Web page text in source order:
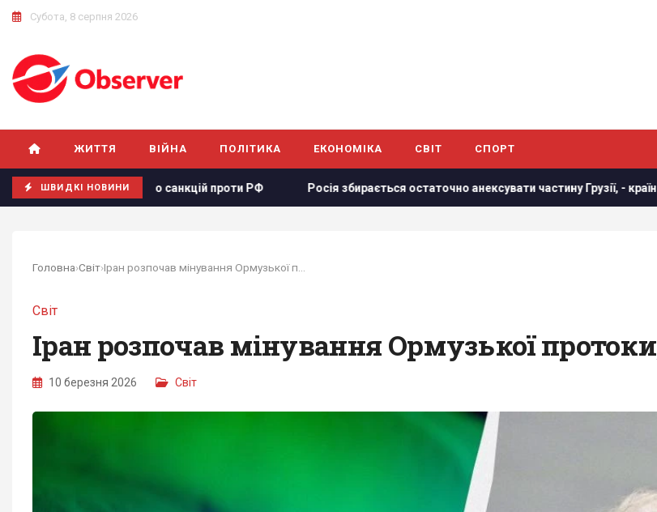
Субота, 8 серпня 2026
ЖИТТЯ ВІЙНА ПОЛІТИКА ЕКОНОМІКА СВІТ СПОРТ
ШВИДКІ НОВИНИ
щодо санкцій проти РФ Росія збирається остаточно анексувати частину Грузії, - країни НАТО В
Головна›Світ›
Світ
Іран розпочав мінування Ормузької
10 березня 2026 Світ